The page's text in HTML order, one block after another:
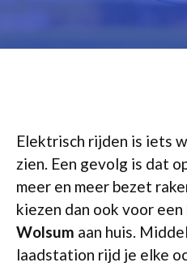
Elektrisch rijden is iets
zien. Een gevolg is dat
meer en meer bezet
kiezen dan ook voor een
Wolsum aan huis.
laadstation rijd je elke